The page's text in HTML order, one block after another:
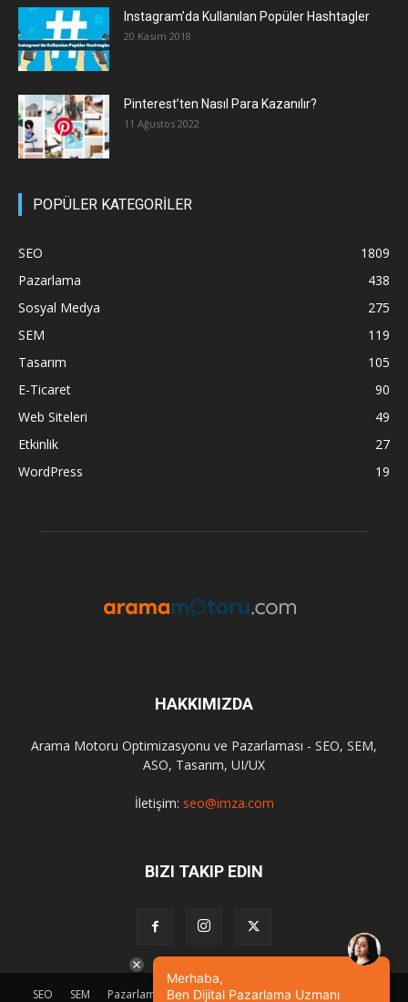
Instagram’da Kullanılan Popüler Hashtagler
20 Kasım 2018
Pinterest’ten Nasıl Para Kazanılır?
11 Ağustos 2022
POPÜLER KATEGORİLER
SEO
1809
Pazarlama
438
Sosyal Medya
275
SEM
119
Tasarım
105
E-Ticaret
90
Web Siteleri
49
Etkinlik
27
WordPress
19
HAKKIMIZDA
Arama Motoru Optimizasyonu ve Pazarlaması - SEO, SEM,
ASO, Tasarım, UI/UX
İletişim: seo@imza.com
BIZI TAKIP EDIN
SEO SEM Pazarlama Tasarım Sosyal Medya Etkinlik
Merhaba,
Ben Dijital Pazarlama Uzmanı